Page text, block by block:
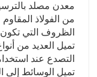
من الفولاذ
الظروف التي
تميل العديد من
التصدع عند
تميل الوسائط إلى